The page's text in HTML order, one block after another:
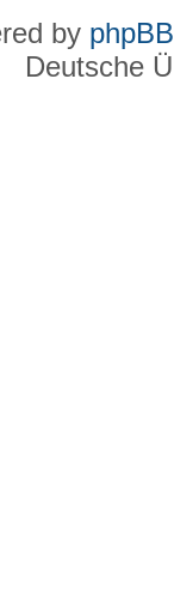
by phpBB
Deutsche